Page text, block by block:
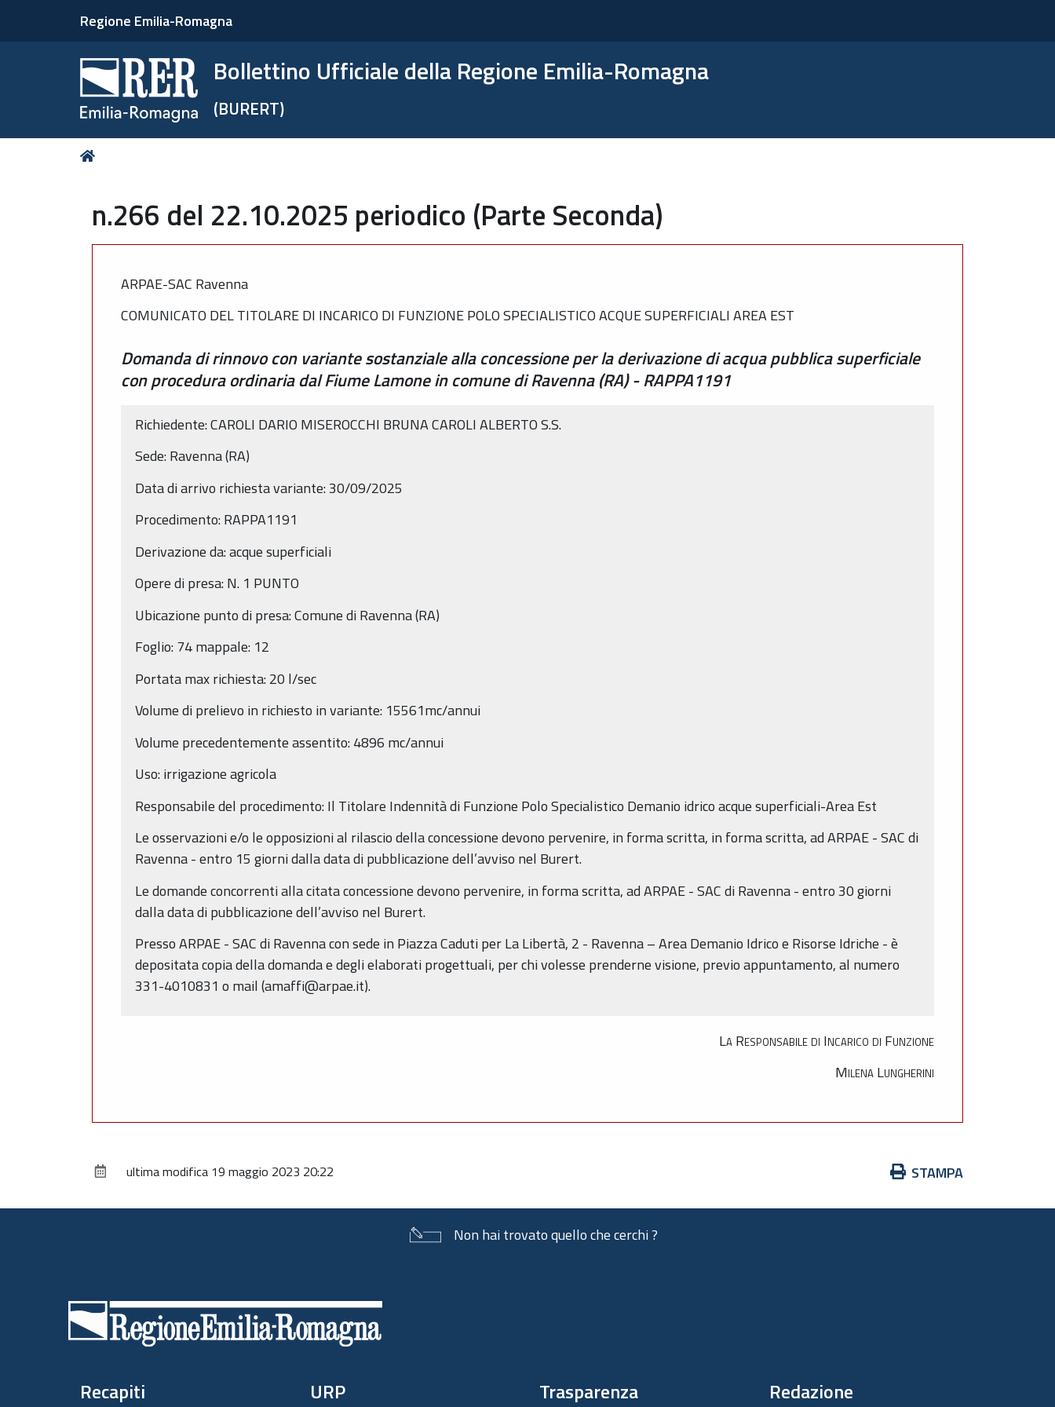
Regione Emilia-Romagna
Bollettino Ufficiale della Regione Emilia-Romagna
(BURERT)
Tu
n.266 del 22.10.2025 periodico (Parte Seconda)
ARPAE-SAC Ravenna
COMUNICATO DEL TITOLARE DI INCARICO DI FUNZIONE POLO SPECIALISTICO ACQUE SUPERFICIALI AREA EST
Domanda di rinnovo con variante sostanziale alla concessione per la derivazione di acqua pubblica superficiale
con procedura ordinaria dal Fiume Lamone in comune di Ravenna (RA) - RAPPA1191
Richiedente: CAROLI DARIO MISEROCCHI BRUNA CAROLI ALBERTO S.S.
Sede: Ravenna (RA)
Data di arrivo richiesta variante: 30/09/2025
Procedimento: RAPPA1191
Derivazione da: acque superficiali
Opere di presa: N. 1 PUNTO
Ubicazione punto di presa: Comune di Ravenna (RA)
Foglio: 74 mappale: 12
Portata max richiesta: 20 l/sec
Volume di prelievo in richiesto in variante: 15561mc/annui
Volume precedentemente assentito: 4896 mc/annui
Uso: irrigazione agricola
Responsabile del procedimento: Il Titolare Indennità di Funzione Polo Specialistico Demanio idrico acque superficiali-Area Est
Le osservazioni e/o le opposizioni al rilascio della concessione devono pervenire, in forma scritta, in forma scritta, ad ARPAE - SAC di
Ravenna - entro 15 giorni dalla data di pubblicazione dell’avviso nel Burert.
Le domande concorrenti alla citata concessione devono pervenire, in forma scritta, ad ARPAE - SAC di Ravenna - entro 30 giorni
dalla data di pubblicazione dell’avviso nel Burert.
Presso ARPAE - SAC di Ravenna con sede in Piazza Caduti per La Libertà, 2 - Ravenna – Area Demanio Idrico e Risorse Idriche - è
depositata copia della domanda e degli elaborati progettuali, per chi volesse prenderne visione, previo appuntamento, al numero
331-4010831 o mail (amaffi@arpae.it).
La Responsabile di Incarico di Funzione
Milena Lungherini
Azioni
documento
STAMPA
ultima modifica 19 maggio 2023 20:22
Non hai trovato quello che cerchi ?
Recapiti URP Trasparenza Redazione